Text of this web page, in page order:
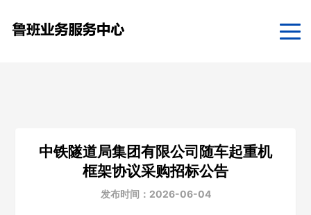
中铁隧道局集团有限公司随车起重机
框架协议采购招标公告
发布时间：2026-06-04